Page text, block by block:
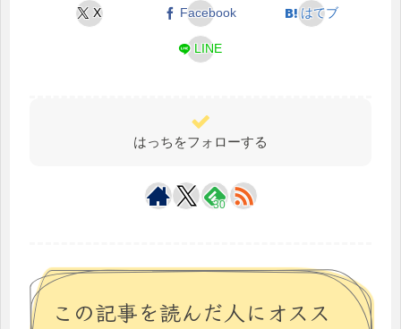
X Facebook はてブ
LINE
はっちをフォローする
30
この記事を読んだ人にオスス